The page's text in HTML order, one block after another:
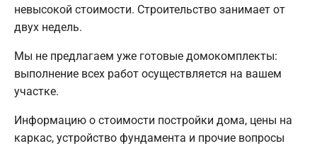
невысокой стоимости. Строительство занимает от
двух недель.
Мы не предлагаем уже готовые домокомплекты:
выполнение всех работ осуществляется на вашем
участке.
Информацию о стоимости постройки дома, цены на
каркас, устройство фундамента и прочие вопросы